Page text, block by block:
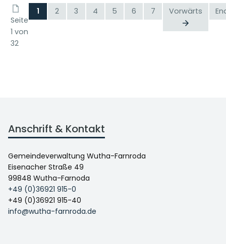
Seite
1 von
32
1 2 3 4 5 6 7 Vorwärts
Anschrift & Kontakt
Gemeindeverwaltung Wutha-Farnroda
Eisenacher Straße 49
99848 Wutha-Farnoda
+49 (0)36921 915-0
+49 (0)36921 915-40
info@wutha-farnroda.de